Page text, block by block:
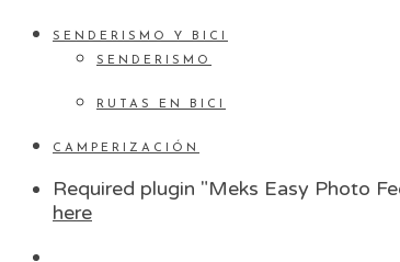
SENDERISMO Y BICI
SENDERISMO
RUTAS EN BICI
CAMPERIZACIÓN
Required plugin "Meks Easy Photo
here